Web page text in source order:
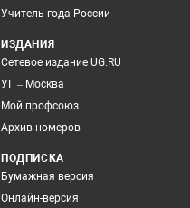
Учитель года России
ИЗДАНИЯ
Сетевое издание UG.RU
УГ – Москва
Мой профсоюз
Архив номеров
ПОДПИСКА
Бумажная версия
Онлайн-версия